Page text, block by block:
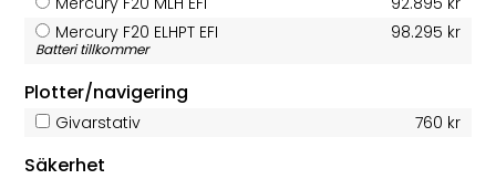
Mercury F20 ELHPT EFI
98.295 kr
Batteri tillkommer
Plotter/navigering
Givarstativ 760 kr
Säkerhet